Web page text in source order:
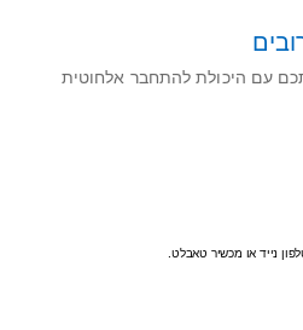
עם היכולת להתחבר אלחוטית
נייד או מכשיר טאבלט.